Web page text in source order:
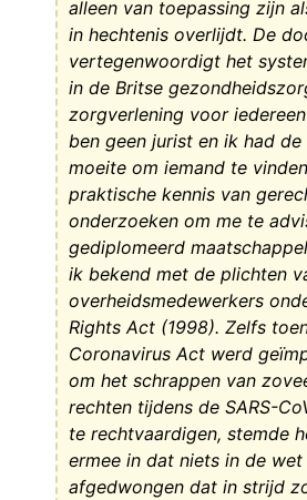
alleen van toepassing zijn
in hechtenis overlijdt. De
vertegenwoordigt het
in de Britse
zorgverlening voor
ben geen jurist en ik had
moeite om iemand te
praktische kennis van
onderzoeken om me te
gediplomeerd
ik bekend met de plichten
overheidsmedewerkers
Rights Act (1998). Zelfs
Coronavirus Act werd
om het schrappen van
rechten tijdens de SARS-
te rechtvaardigen, stemde
ermee in dat niets in de
afgedwongen dat in strijd